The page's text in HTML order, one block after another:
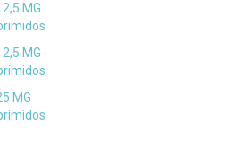
MG
MG
MG